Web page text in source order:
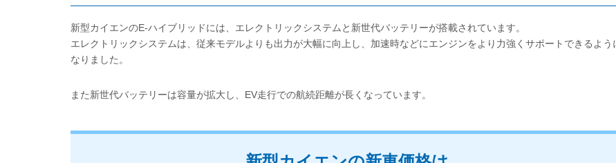
新型カイエンのE-ハイブリッドには、エレクトリックシステムと新世代バッテリーが搭載されています。
エレクトリックシステムは、従来モデルよりも出力が大幅に向上し、加速時などにエンジンをより力強くサポートできるよう
なりました。
また新世代バッテリーは容量が拡大し、EV走行での航続距離が長くなっています。